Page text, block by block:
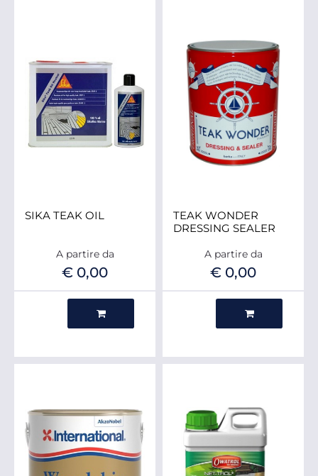
SIKA TEAK OIL
A partire da
€ 0,00
TEAK WONDER
DRESSING SEALER
A partire da
€ 0,00